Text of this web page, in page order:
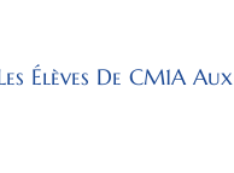
Élèves De CM1A Aux